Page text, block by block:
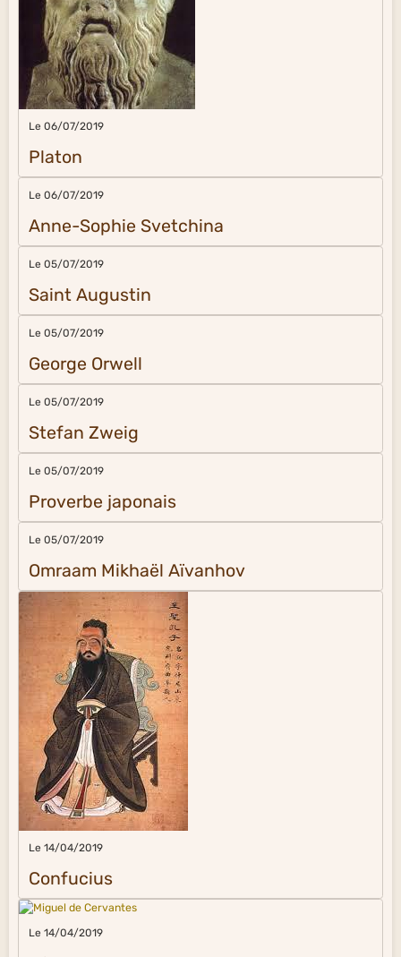
Le 06/07/2019
Platon
Le 06/07/2019
Anne-Sophie Svetchina
Le 05/07/2019
Saint Augustin
Le 05/07/2019
George Orwell
Le 05/07/2019
Stefan Zweig
Le 05/07/2019
Proverbe japonais
Le 05/07/2019
Omraam Mikhaël Aïvanhov
Le 14/04/2019
Confucius
Le 14/04/2019